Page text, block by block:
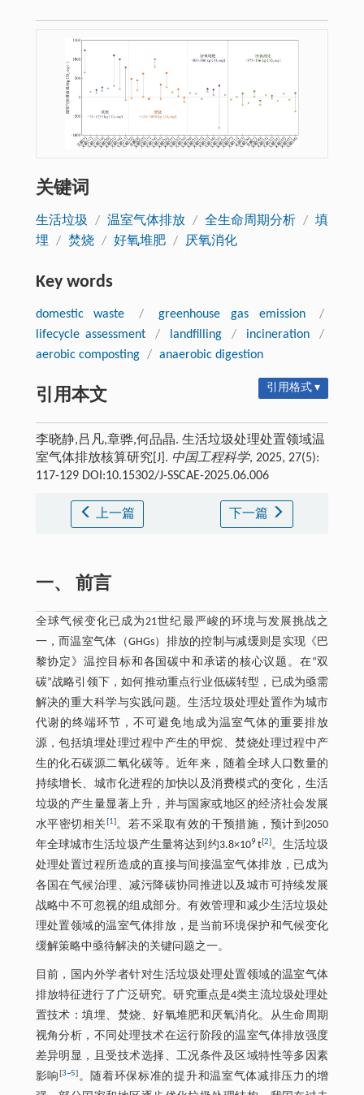
关键词
生活垃圾 / 温室气体排放 / 全生命周期分析 / 填
埋
/ 焚烧 / 好氧堆肥 / 厌氧消化
Key words
domestic waste / greenhouse gas emission
/
lifecycle assessment
/ landfilling / incineration
/
aerobic composting / anaerobic digestion
引用本文 引用格式 ▾
李晓静,吕凡,章骅,何品晶. 生活垃圾处理处置领域温
室气体排放核算研究[J]. 中国工程科学, 2025, 27(5):
117-129 DOI:10.15302/J-SSCAE-2025.06.006
上一篇 下一篇
一、 前言
全球气候变化已成为21世纪最严峻的环境与发展挑战之
一，而温室气体（GHGs）排放的控制与减缓则是实现《巴
黎协定》温控目标和各国碳中和承诺的核心议题。在“双
碳”战略引领下，如何推动重点行业低碳转型，已成为亟需
解决的重大科学与实践问题。生活垃圾处理处置作为城市
代谢的终端环节，不可避免地成为温室气体的重要排放
源，包括填埋处理过程中产生的甲烷、焚烧处理过程中产
生的化石碳源二氧化碳等。近年来，随着全球人口数量的
持续增长、城市化进程的加快以及消费模式的变化，生活
垃圾的产生量显著上升，并与国家或地区的经济社会发展
水平密切相关[1]。若不采取有效的干预措施，预计到2050
年全球城市生活垃圾产生量将达到约3.8×109t[2]。生活垃圾
处理处置过程所造成的直接与间接温室气体排放，已成为
各国在气候治理、减污降碳协同推进以及城市可持续发展
战略中不可忽视的组成部分。有效管理和减少生活垃圾处
理处置领域的温室气体排放，是当前环境保护和气候变化
缓解策略中亟待解决的关键问题之一。
目前，国内外学者针对生活垃圾处理处置领域的温室气体
排放特征进行了广泛研究。研究重点是4类主流垃圾处理处
置技术：填埋、焚烧、好氧堆肥和厌氧消化。从生命周期
视角分析，不同处理技术在运行阶段的温室气体排放强度
差异明显，且受技术选择、工况条件及区域特性等多因素
影响 [3~5]。随着环保标准的提升和温室气体减排压力的增